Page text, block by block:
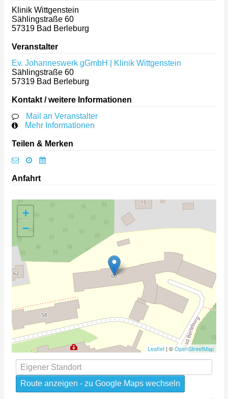
Klinik Wittgenstein
Sählingstraße 60
57319 Bad Berleburg
Veranstalter
Ev. Johanneswerk gGmbH | Klinik Wittgenstein
Sählingstraße 60
57319 Bad Berleburg
Kontakt / weitere Informationen
Mail an Veranstalter
Mehr Informationen
Teilen & Merken
Anfahrt
+
−
Leaflet | ©OpenStreetMap